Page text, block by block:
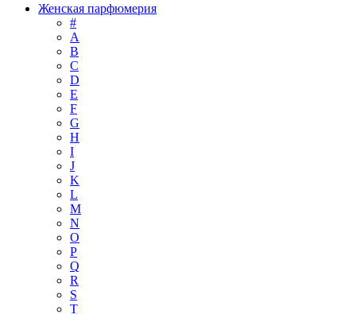
Женская парфюмерия
#
А
B
C
D
E
F
G
H
I
J
K
L
M
N
O
P
Q
R
S
T